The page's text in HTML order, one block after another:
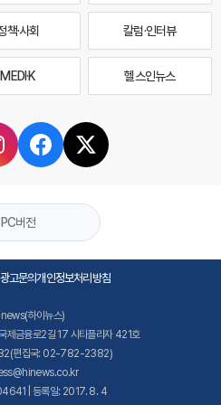
책·사회 칼럼·인터뷰
MEDI·K 헬스인뉴스
PC버전
광고문의개인정보처리방침
하이뉴스)
제금융로2길 17 시티플라자 421호
편집국: 02-782-2382)
| 등록일: 2017. 8. 4